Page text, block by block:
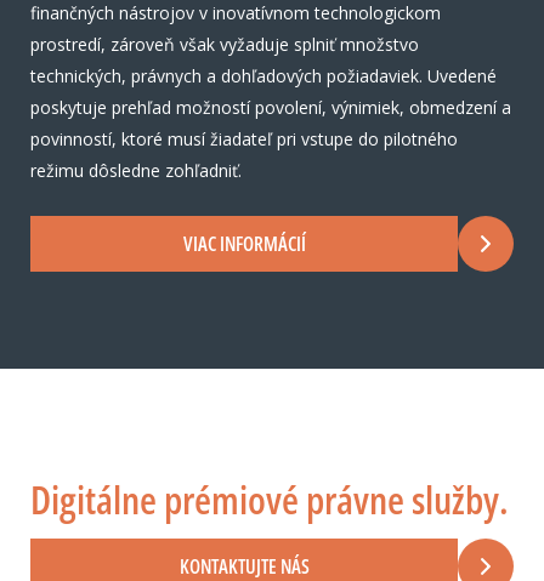
finančných nástrojov v inovatívnom technologickom
prostredí, zároveň však vyžaduje splniť množstvo
technických, právnych a dohľadových požiadaviek. Uvedené
poskytuje prehľad možností povolení, výnimiek, obmedzení a
povinností, ktoré musí žiadateľ pri vstupe do pilotného
režimu dôsledne zohľadniť.
VIAC INFORMÁCIÍ
Digitálne prémiové právne služby.
KONTAKTUJTE NÁS